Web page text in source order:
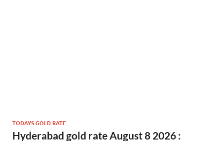
TODAYS GOLD RATE
Hyderabad gold rate August 8 2026 :